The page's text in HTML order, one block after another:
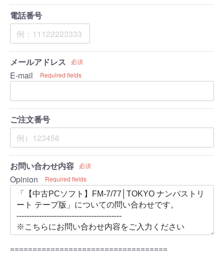
電話番号
メールアドレス 必須
E-mail Required fields
ご注文番号
お問い合わせ内容 必須
Opinion Required fields
===================================